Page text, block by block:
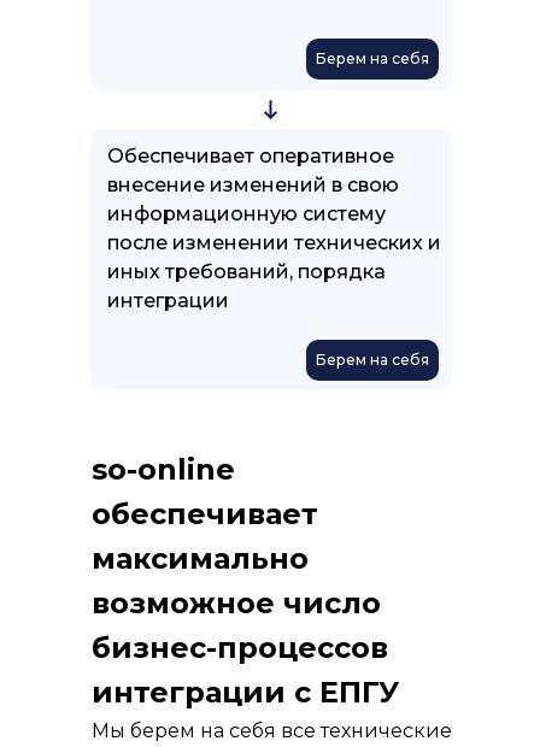
so-online
обеспечивает
максимально
возможное число
бизнес-процессов
интеграции с ЕПГУ
Мы берем на себя все технические
Берем на себя
Обеспечивает оперативное
внесение изменений в свою
информационную систему
после изменении технических и
иных требований, порядка
интеграции
Берем на себя